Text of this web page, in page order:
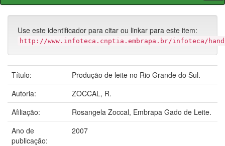
Use este identificador para citar ou linkar para este item:
http://www.infoteca.cnptia.embrapa.br/infoteca/
Título:
Produção de leite no Rio Grande do Sul.
Autoria:
ZOCCAL, R.
Afiliação:
Rosangela Zoccal, Embrapa Gado de Leite.
Ano de
publicação:
2007